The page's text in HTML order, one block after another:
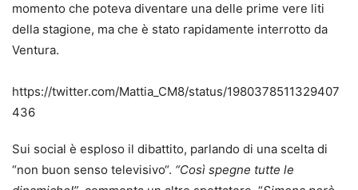
momento che poteva diventare una delle prime vere liti
della stagione, ma che è stato rapidamente interrotto da
Ventura.
https://twitter.com/Mattia_CM8/status/1980378511329407
436
Sui social è esploso il dibattito, parlando di una scelta di
“non buon senso televisivo“. “Così spegne tutte le